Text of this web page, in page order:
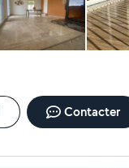
et nous ferons
la suite. Louise et Axel
Contacter